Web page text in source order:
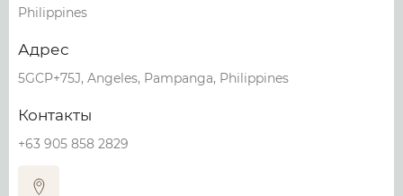
Philippines
Адрес
5GCP+75J, Angeles, Pampanga, Philippines
Контакты
+63 905 858 2829